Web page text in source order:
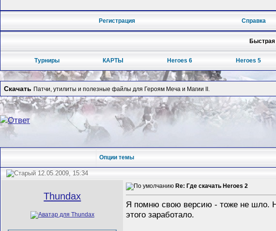
Регистрация Справка
Турниры КАРТЫ Heroes 6 Heroes 5
Скачать Патчи, утилиты и полезные файлы для Героям Меча и Магии II.
Опции темы
12.05.2009, 15:34
Thundax
Re: Где скачать Heroes 2
Я помню свою версию - тоже не шло.
этого заработало.